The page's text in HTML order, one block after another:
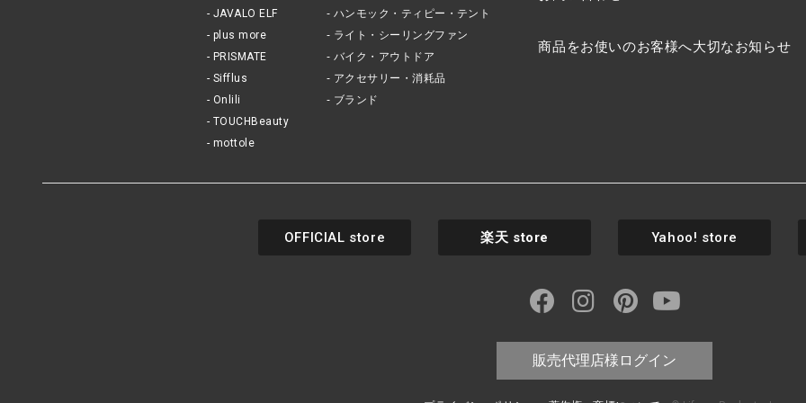
JAVALO ELF
plus more
PRISMATE
Sifflus
Onlili
TOUCHBeauty
mottole
ハンモック・ティピー・テント
ライト・シーリングファン
バイク・アウトドア
アクセサリー・消耗品
ブランド
商品をお使いのお客様へ大切なお知らせ
OFFICIAL store 楽天 store Yahoo! store
販売代理店様ログイン